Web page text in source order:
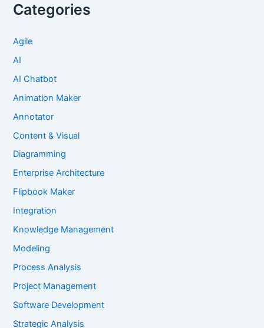
Categories
Agile
AI
AI Chatbot
Animation Maker
Annotator
Content & Visual
Diagramming
Enterprise Architecture
Flipbook Maker
Integration
Knowledge Management
Modeling
Process Analysis
Project Management
Software Development
Strategic Analysis